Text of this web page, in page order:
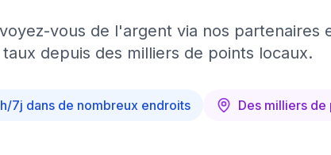
vous de l'argent via nos partenaires
depuis des milliers de points locaux.
7j dans de nombreux endroits Des milliers